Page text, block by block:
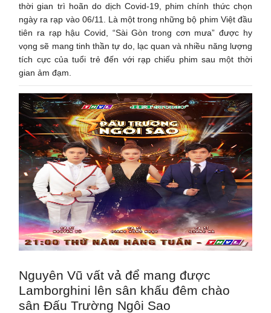
thời gian trì hoãn do dịch Covid-19, phim chính thức chọn
ngày ra rạp vào 06/11. Là một trong những bộ phim Việt đầu
tiên ra rạp hậu Covid, “Sài Gòn trong cơn mưa” được hy
vọng sẽ mang tinh thần tự do, lạc quan và nhiều năng lượng
tích cực của tuổi trẻ đến với rạp chiếu phim sau một thời
gian ảm đạm.
Nguyên Vũ vất vả để mang được
Lamborghini lên sân khấu đêm chào
sân Đấu Trường Ngôi Sao